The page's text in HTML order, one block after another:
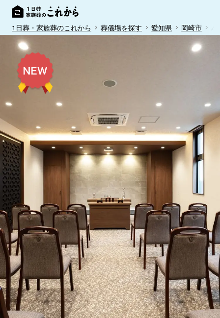
1日葬・家族葬のこれから 葬儀場を探す 愛知県 岡崎市